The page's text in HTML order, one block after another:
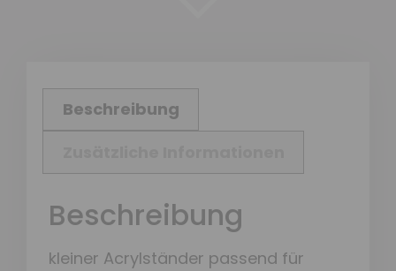
Beschreibung
Beschreibung
kleiner Acrylständer passend für